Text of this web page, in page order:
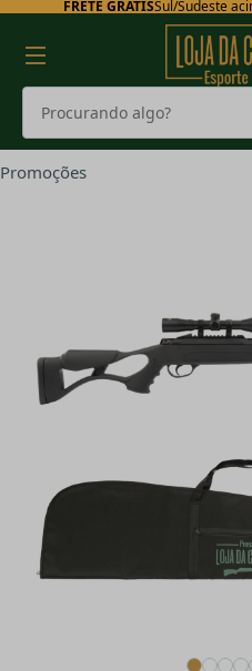
FRETE GRÁTISSul/Sudeste
Promoções